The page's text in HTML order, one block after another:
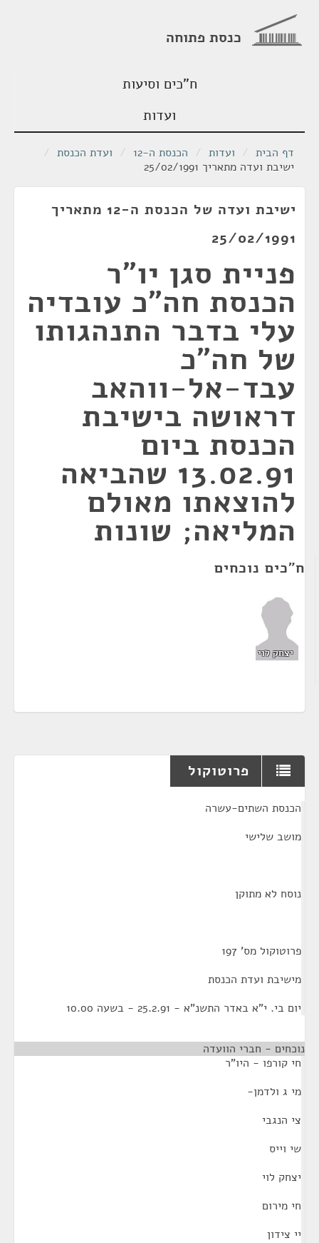
כנסת פתוחה
ח"כים וסיעות
ועדות
דף הבית / ועדות / הכנסת ה-12 / ועדת הכנסת /
ישיבת ועדה מתאריך 25/02/1991
ישיבת ועדה של הכנסת ה-12 מתאריך
25/02/1991
פניית סגן יו"ר
הכנסת חה"כ עובדיה
עלי בדבר התנהגותו
של חה"כ
עבד-אל-ווהאב
דראושה בישיבת
הכנסת ביום
13.02.91 שהביאה
להוצאתו מאולם
המליאה; שונות
ח"כים נוכחים
יצחק לוי
פרוטוקול
הכנסת השתים-עשרה
מושב שלישי
נוסח לא מתוקן
פרוטוקול מס' 197
מישיבת ועדת הכנסת
יום בי. י"א באדר התשנ"א - 25.2.91 - בשעה 10.00
נוכחים - חברי הוועדה
חי קורפו - היו"ר
מי ג ולדמן-
צי הנגבי
שי וייס
יצחק לוי
חי מירום
יי צידון